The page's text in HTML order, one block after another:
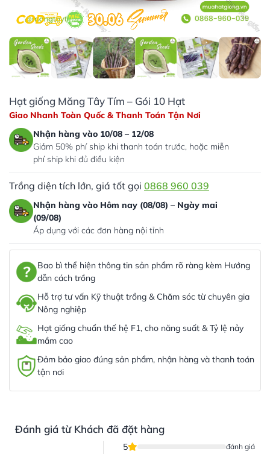
Hạt giống Măng Tây Tím – Gói 10 Hạt
Giao Nhanh Toàn Quốc & Thanh Toán Tận Nơi
Nhận hàng vào 10/08 – 12/08
Giảm 50% phí ship khi thanh toán trước, hoặc miễn
phí ship khi đủ điều kiện
Trồng diện tích lớn, giá tốt gọi 0868 960 039
Nhận hàng vào Hôm nay (08/08) – Ngày mai
(09/08)
Áp dụng với các đơn hàng nội tỉnh
Bao bì thể hiện thông tin sản phẩm rõ ràng kèm Hướng
dẫn cách trồng
Hỗ trợ tư vấn Kỹ thuật trồng & Chăm sóc từ chuyên gia
Nông nghiệp
Hạt giống chuẩn thế hệ F1, cho năng suất & Tỷ lệ nảy
mầm cao
Đảm bảo giao đúng sản phẩm, nhận hàng và thanh toán
tận nơi
Đánh giá từ Khách đã đặt hàng
5 đánh giá